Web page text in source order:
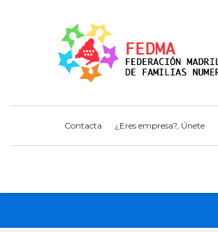
Contacta ¿Eres empresa?, Únete